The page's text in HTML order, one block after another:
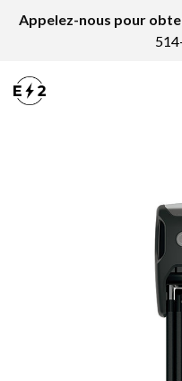
Appelez-nous pour